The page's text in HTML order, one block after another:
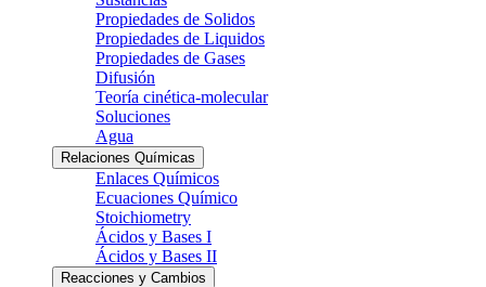
Propiedades de Solidos
Propiedades de Liquidos
Propiedades de Gases
Difusión
Teoría cinética-molecular
Soluciones
Agua
Relaciones Químicas
Enlaces Químicos
Ecuaciones Químico
Stoichiometry
Ácidos y Bases I
Ácidos y Bases II
Reacciones y Cambios